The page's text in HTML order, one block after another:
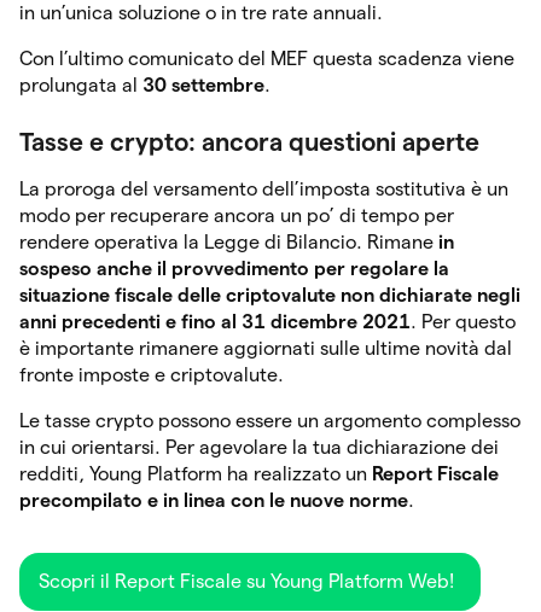
in un’unica soluzione o in tre rate annuali.
Con l’ultimo comunicato del MEF questa scadenza viene
prolungata al 30 settembre.
Tasse e crypto: ancora questioni aperte
La proroga del versamento dell’imposta sostitutiva è un
modo per recuperare ancora un po’ di tempo per
rendere operativa la Legge di Bilancio. Rimane in
sospeso anche il provvedimento per regolare la
situazione fiscale delle criptovalute non dichiarate negli
anni precedenti e fino al 31 dicembre 2021. Per questo
è importante rimanere aggiornati sulle ultime novità dal
fronte imposte e criptovalute.
Le tasse crypto possono essere un argomento complesso
in cui orientarsi. Per agevolare la tua dichiarazione dei
redditi, Young Platform ha realizzato un Report Fiscale
precompilato e in linea con le nuove norme.
Scopri il Report Fiscale su Young Platform Web!